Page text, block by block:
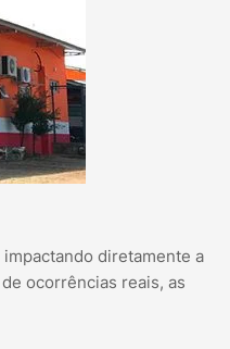
diretamente a
ocorrências reais, as